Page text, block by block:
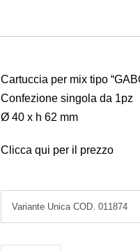
Cartuccia per mix tipo
Confezione singola da 1pz
Ø 40 x h 62 mm
Clicca qui per il prezzo